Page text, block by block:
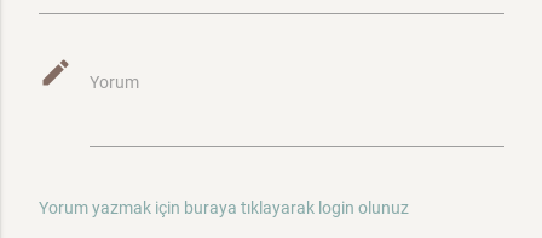
mode_edit Yorum
Yorum yazmak için buraya tıklayarak login olunuz